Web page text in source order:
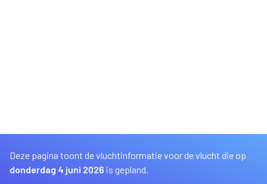
Deze pagina toont de vluchtinformatie voor de vlucht die op
donderdag 4 juni 2026 is gepland.